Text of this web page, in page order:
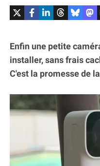
Enfin une petite
installer, sans frais
C'est la promesse de